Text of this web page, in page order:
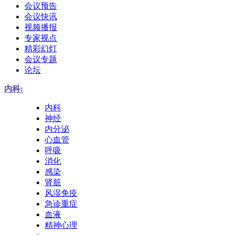
会议预告
会议快讯
视频播报
专家视点
精彩幻灯
会议专题
论坛
内科:
内科
神经
内分泌
心血管
呼吸
消化
感染
肾脏
风湿免疫
急诊重症
血液
精神心理